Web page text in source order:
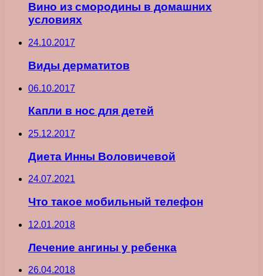
Вино из смородины в домашних
условиях
24.10.2017
Виды дерматитов
06.10.2017
Капли в нос для детей
25.12.2017
Диета Инны Воловичевой
24.07.2021
Что такое мобильный телефон
12.01.2018
Лечение ангины у ребенка
26.04.2018